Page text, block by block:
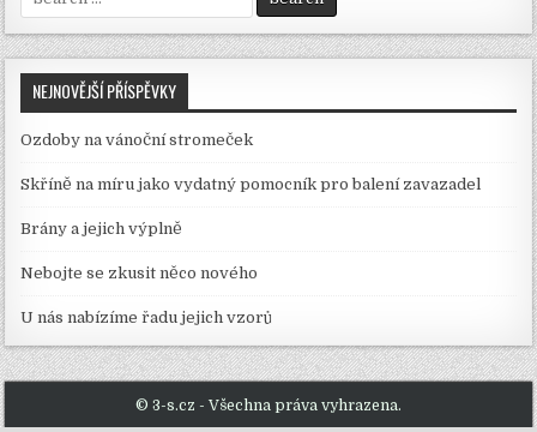
for:
NEJNOVĚJŠÍ PŘÍSPĚVKY
Ozdoby na vánoční stromeček
Skříně na míru jako vydatný pomocník pro balení zavazadel
Brány a jejich výplně
Nebojte se zkusit něco nového
U nás nabízíme řadu jejich vzorů
© 3-s.cz - Všechna práva vyhrazena.